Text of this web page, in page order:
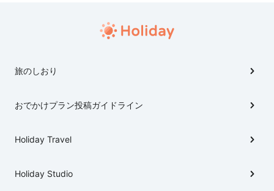
PM3:15 高畠ワイナリー PM3:50 JR高畠駅（太陽
旅のしおり
おでかけプラン投稿ガイドライン
Holiday Travel
Holiday Studio